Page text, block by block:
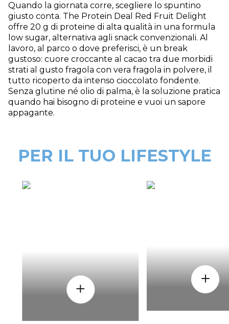
Quando la giornata corre, scegliere lo spuntino
giusto conta. The Protein Deal Red Fruit Delight
offre 20 g di proteine di alta qualità in una formula
low sugar, alternativa agli snack convenzionali. Al
lavoro, al parco o dove preferisci, è un break
gustoso: cuore croccante al cacao tra due morbidi
strati al gusto fragola con vera fragola in polvere, il
tutto ricoperto da intenso cioccolato fondente.
Senza glutine né olio di palma, è la soluzione pratica
quando hai bisogno di proteine e vuoi un sapore
appagante.
PER IL TUO LIFESTYLE